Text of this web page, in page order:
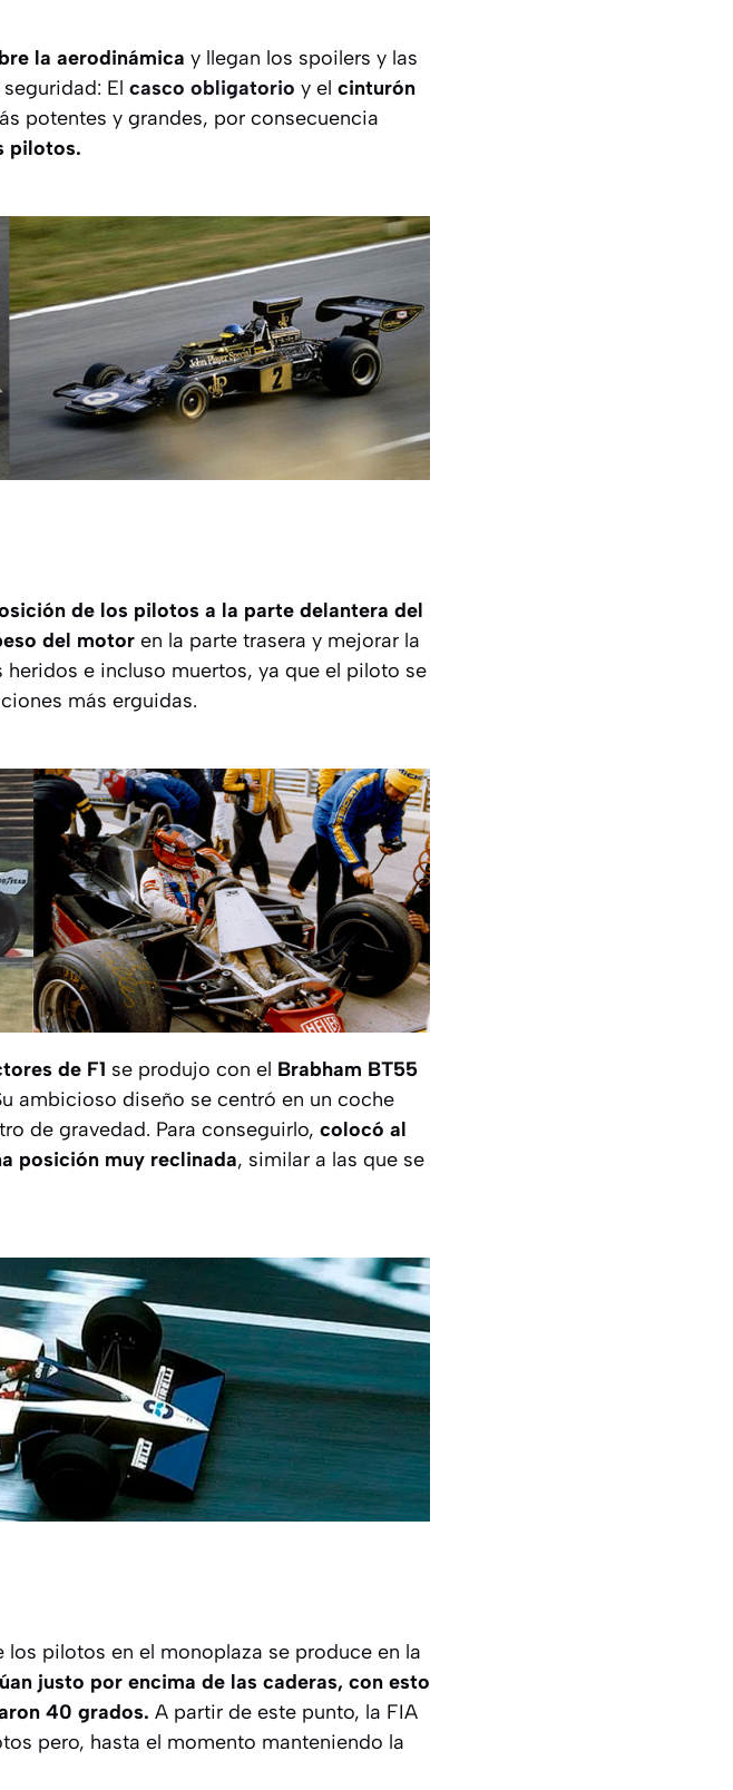
la aerodinámica y llegan los spoilers y las
El casco obligatorio y el cinturón
potentes y grandes, por consecuencia
pilotos.
de los pilotos a la parte delantera del
del motor en la parte trasera y mejorar la
e incluso muertos, ya que el piloto se
más erguidas.
de F1 se produjo con el Brabham BT55
ambicioso diseño se centró en un coche
de gravedad. Para conseguirlo, colocó al
posición muy reclinada, similar a las que se
pilotos en el monoplaza se produce en la
justo por encima de las caderas, con esto
40 grados. A partir de este punto, la FIA
pero, hasta el momento manteniendo la